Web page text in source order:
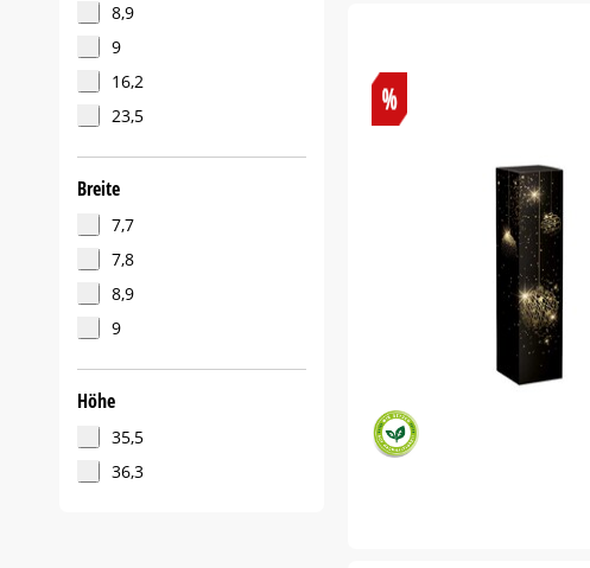
8,9
9
16,2
23,5
Breite
7,7
7,8
8,9
9
Höhe
35,5
36,3